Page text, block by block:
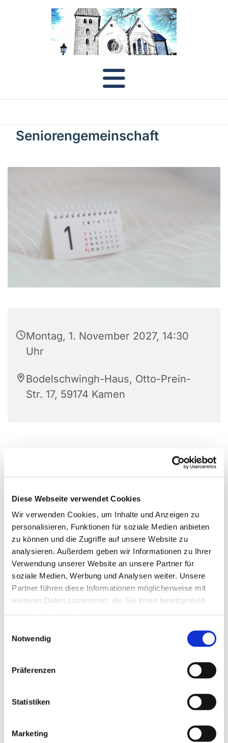
Diese Webseite verwendet Cookies
Wir verwenden Cookies, um Inhalte und Anzeigen zu
personalisieren, Funktionen für soziale Medien anbieten
zu können und die Zugriffe auf unsere Website zu
analysieren. Außerdem geben wir Informationen zu Ihrer
Verwendung unserer Website an unsere Partner für
soziale Medien, Werbung und Analysen weiter. Unsere
Partner führen diese Informationen möglicherweise mit
weiteren Daten zusammen, die Sie ihnen bereitgestellt
Notwendig
Präferenzen
Statistiken
Marketing
Seniorengemeinschaft
Montag, 1. November 2027, 14:30
Uhr
Bodelschwingh-Haus, Otto-Prein-
Str. 17, 59174 Kamen